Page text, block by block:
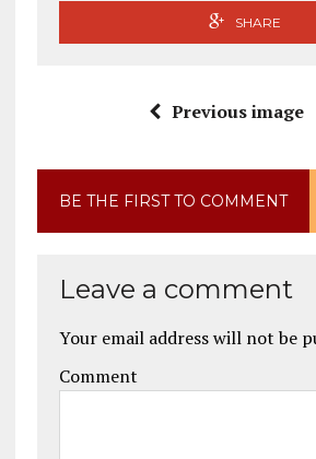
SHARE
Previous image
BE THE FIRST TO COMMENT
Leave a comment
Your email address will not be
Comment